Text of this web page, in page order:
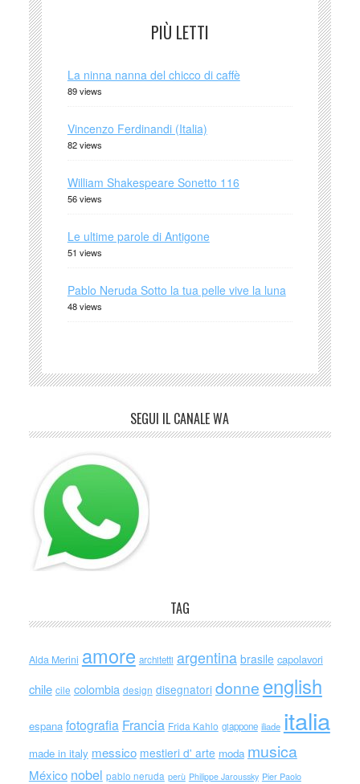
PIÙ LETTI
La ninna nanna del chicco di caffè
89 views
Vincenzo Ferdinandi (Italia)
82 views
William Shakespeare Sonetto 116
56 views
Le ultime parole di Antigone
51 views
Pablo Neruda Sotto la tua pelle vive la luna
48 views
SEGUI IL CANALE WA
TAG
Alda Merini amore architetti argentina brasile capolavori
chile cile colombia design disegnatori donne english
espana fotografia Francia Frida Kahlo giappone iliade italia
made in italy messico mestieri d' arte moda musica
México nobel pablo neruda perù Philippe Jaroussky Pier Paolo